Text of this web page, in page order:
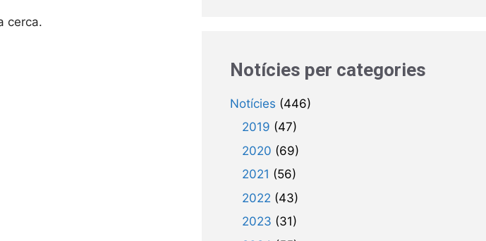
cerca.
Notícies per categories
Notícies (446)
2019 (47)
2020 (69)
2021 (56)
2022 (43)
2023 (31)